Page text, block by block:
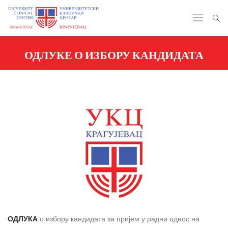
ОДЛУКЕ О ИЗБОРУ КАНДИДАТА
ОДЛУКА о избору кандидата за пријем у радни однос на